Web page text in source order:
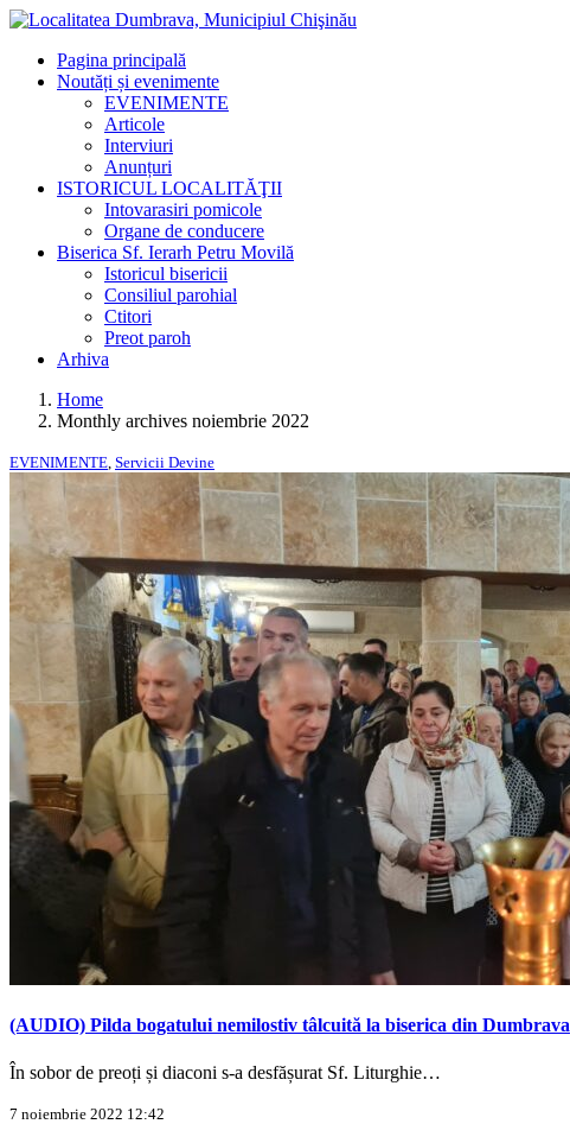
Pagina principală
Noutăți și evenimente
EVENIMENTE
Articole
Interviuri
Anunțuri
ISTORICUL LOCALITĂŢII
Intovarasiri pomicole
Organe de conducere
Biserica Sf. Ierarh Petru Movilă
Istoricul bisericii
Consiliul parohial
Ctitori
Preot paroh
Arhiva
Home
Monthly archives noiembrie 2022
EVENIMENTE, Servicii Devine
(AUDIO) Pilda bogatului nemilostiv tâlcuită la biserica din Dumbrava
În sobor de preoți și diaconi s-a desfășurat Sf. Liturghie…
7 noiembrie 2022 12:42